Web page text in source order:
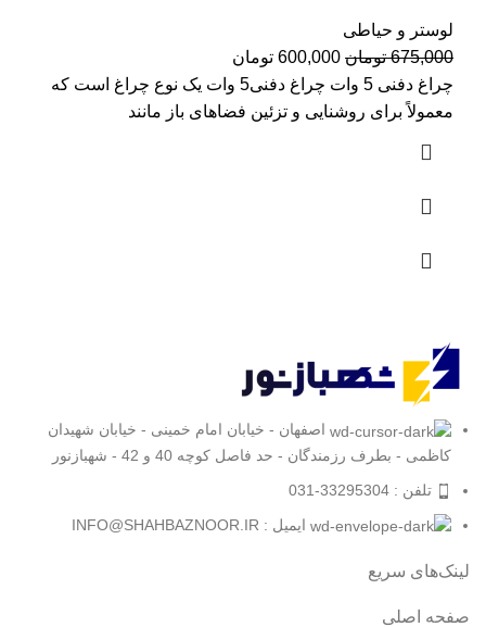
لوستر و حیاطی
675,000 تومان قیمت
اصلی:
675,000 تومان
600,000 تومان
فعلی:
600,000 تومان.
چراغ دفنی 5 وات چراغ دفنی5 وات یک نوع چراغ است که
معمولاً برای روشنایی و تزئین فضاهای باز مانند
اصفهان - خیابان امام خمینی - خیابان شهیدان
کاظمی - بطرف رزمندگان - حد فاصل کوچه 40 و 42 - شهبازنور
تلفن : 33295304-031
ایمیل : INFO@SHAHBAZNOOR.IR
لینک‌های سریع
صفحه اصلی